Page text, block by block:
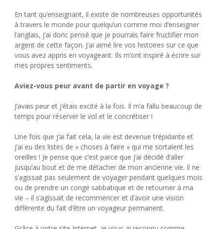
En tant qu’enseignant, il existe de nombreuses opportunités
à travers le monde pour quelqu’un comme moi d’enseigner
l’anglais, j’ai donc pensé que je pourrais faire fructifier mon
argent de cette façon. J’ai aimé lire vos histoires sur ce que
vous avez appris en voyageant. Ils m’ont inspiré à écrire sur
mes propres sentiments.
Aviez-vous peur avant de partir en voyage ?
J’avais peur et j’étais excité à la fois. Il m’a fallu beaucoup de
temps pour réserver le vol et le concrétiser !
Une fois que j’ai fait cela, la vie est devenue trépidante et
j’ai eu des listes de « choses à faire » qui me sortaient les
oreilles ! Je pense que c’est parce que j’ai décidé d’aller
jusqu’au bout et de me détacher de mon ancienne vie. Il ne
s’agissait pas seulement de voyager pendant quelques mois
ou de prendre un congé sabbatique et de retourner à ma
vie – il s’agissait de recommencer et d’avoir une vision
différente du fait d’être un voyageur permanent.